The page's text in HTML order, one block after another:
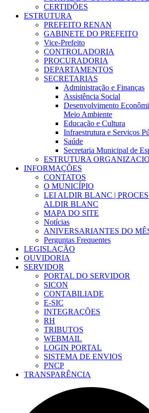
CERTIDÕES
ESTRUTURA
PREFEITO RENAN
GABINETE DO PREFEITO
Vice-Prefeito
CONTROLADORIA
PROCURADORIA
DEPARTAMENTOS
SECRETARIAS
Administração e Finanças
Assistência Social
Desenvolvimento
Meio Ambiente
Educação e Cultura
Infraestrutura e Serviços
Saúde
Secretaria Municipal de
ESTRUTURA
INFORMAÇÕES
CONTATOS
O MUNICÍPIO
LEI ALDIR BLANC |
ALDIR BLANC
MAPA DO SITE
Notícias
ANIVERSARIANTES DO
Perguntas Frequentes
LEGISLAÇÃO
OUVIDORIA
SERVIDOR
PORTAL DO SERVIDOR
SICON
CONTABILIADE
E-SIC
INTEGRAÇÕES
RH
TRIBUTOS
WEBMAIL
LOGIN PORTAL
SISTEMA DE ENVIOS
PNCP
TRANSPARÊNCIA